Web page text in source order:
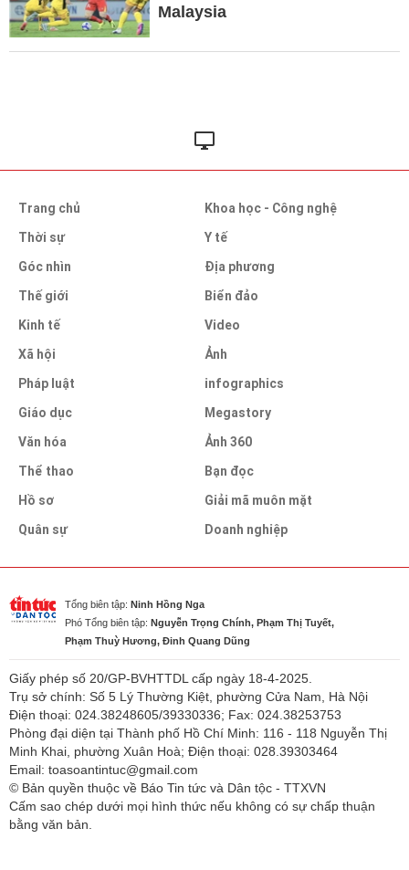
Malaysia
Trang chủ
Thời sự
Góc nhìn
Thế giới
Kinh tế
Xã hội
Pháp luật
Giáo dục
Văn hóa
Thể thao
Hồ sơ
Quân sự
Khoa học - Công nghệ
Y tế
Địa phương
Biển đảo
Video
Ảnh
infographics
Megastory
Ảnh 360
Bạn đọc
Giải mã muôn mặt
Doanh nghiệp
Tổng biên tập: Ninh Hồng Nga
Phó Tổng biên tập: Nguyễn Trọng Chính, Phạm Thị Tuyết,
Phạm Thuỳ Hương, Đinh Quang Dũng
Giấy phép số 20/GP-BVHTTDL cấp ngày 18-4-2025.
Trụ sở chính: Số 5 Lý Thường Kiệt, phường Cửa Nam, Hà Nội
Điện thoại: 024.38248605/39330336; Fax: 024.38253753
Phòng đại diện tại Thành phố Hồ Chí Minh: 116 - 118 Nguyễn Thị
Minh Khai, phường Xuân Hoà; Điện thoại: 028.39303464
Email: toasoantintuc@gmail.com
© Bản quyền thuộc về Báo Tin tức và Dân tộc - TTXVN
Cấm sao chép dưới mọi hình thức nếu không có sự chấp thuận
bằng văn bản.